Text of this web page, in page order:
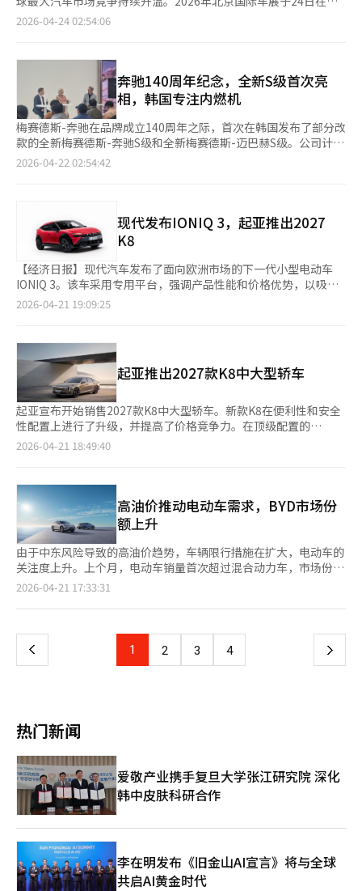
回到产业和消费者身上。※ 本报道经人工智能（AI）系统翻译与编
辑。
已扩展至32个展厅和17个服务中心。计划在年内将展厅数量增至
35个，服务中心增至26个。 比亚迪还在全球范围内积极获取安全
助功能，致力于降低消费者对中国电动车安全性的担忧。 在韩国
电动车市场，特斯拉的竞争也日益激烈。特斯拉在4月在韩国市场
销售了1万3190辆，创下进口车月度销售新纪录，超越了起亚电动
车的销量。分析认为，特斯拉凭借Model Y和Model 3的价格竞争
力和软件体验吸引了年轻消费者。 比亚迪和特斯拉均采用中国生
产的电动车和LFP电池。然而，特斯拉主要依靠软件和品牌忠诚度
扩展市场，而比亚迪则以电池内化、价格竞争力和产品线扩展为
准发放的。如果未来补贴发放标准的加强或支持规模的缩减成为现
实，将直接影响中国电动车制造商的价格竞争策略。 消费者的担
忧尚未完全消除。二手车残值、长期质量和零部件供应稳定性等问
题仍需验证。由于在韩国的销售历史较短，实际行驶数据的积累和
服务质量的稳定也被认为是必要的。 比亚迪韩国相关人士表
示：“今年我们将客户满意度作为首要价值，计划在网络的量的扩
（AI）系统翻译与编辑。
仅是分摊。虽然初期购车价格可能降低，但长期支付月使用费可能
导致总拥有成本（TCO）反而增加。 电池性能下降和二手车价值
手车交易过程中电池状态和合同条件可能直接影响价格形成。 安
全责任结构预计将在制度化过程中成为核心议题。尽管车辆与电池
的所有权分离，但从消费者的角度来看，车辆整体的安全问题仍然
是相互关联的。 国土部表示，将继续在与现有相同的条件下，保
持整车厂商的召回、免费维修、换货和退款等消费者保护体系。即
使电池所有权在租赁公司，安全管理责任仍由制造商持续承担。
此次创新委员会还审议通过了与自动驾驶相关的监管特例。国土部
为上个月被指定为自动驾驶实证城市的光州，给予投入的200辆自
府计划通过此次特例加快自动驾驶实证的进程。 此外，还将推进
自动驾驶现场应急车辆的紧急车辆指定、踏板误操作防止装置的实
证以及交通弱势群体定制移动服务等贴近生活的移动监管特例。
国土交通部部长金允德表示：“将密切验证消费者反应和争议，在
未来的制度化过程中制定合理的标准。”※ 本报道经人工智能
（AI）系统翻译与编辑。
间感更强。首次应用基于AAOS的下一代信息娱乐系统“PleoS
Connect”，17英寸中控显示屏提供沉浸式用户体验。电动空调
行“早鸟通行证”预告活动，参与者将优先获得详细产品信息和试
驾车相关信息。抽签活动中，购车客户有机会赢得奖品。现代汽车
相关人士表示：“全新Grandeur在整体产品上大幅应用了新配
置，精致的细节处理使其以新车级别的完成度呈现，作为旗舰轿
车，将为期待高端体验的客户提供更高层次的移动体验。”※ 本
报道经人工智能（AI）系统翻译与编辑。
京开幕，全球车企围绕市场主导权展开新一轮角逐。在销量增长放
来”为主题，在中国国际展览中心（顺义馆）与首都国际会展中心
（新国展二期）两馆同步举行，共展出整车1451辆，其中全球首
发车型181款、概念车71款，规模创下新高。数据显示，去年中国
汽车销量达3005万辆，本土品牌市场份额升至69.5%，持续挤压
合资及进口品牌空间。比亚迪、吉利、奇瑞等中国品牌凭借电动化
与智能化优势，进一步巩固市场领先地位。 借本届北京车展契
机，现代汽车将正式启动在华电动化转型战略，重点打造电动
车“艾尼氪（IONIQ）”。公司计划发布面向中国市场的首款
在北京发布两款IONIQ概念车。即将亮相的量产车型将搭载与本土
自动驾驶企业Momenta合作开发的先进驾驶辅助系统
（ADAS），显示出其本地化技术布局的进一步深化。 根据规划，
公司还将推出符合中国市场需求的增程式电动车，以应对长途出行
及充电基础设施不均衡等问题。同时，现代汽车正加快构
建“IONIQ生态体系”，整合充电网络、能源管理与数字化服务，
提升品牌差异化竞争力。在中长期战略方面，现代汽车提出“在中
出20款新车型，并力争实现年销量50万辆的目标。这一转型被视
为其进入中国市场24年来最重要的一次战略调整。 与此同时，现
代汽车集团正强化产业链协同布局。公司已与宁德时代、中国石
化、悦达集团等展开合作，涵盖动力电池、氢能生态及未来出行等
领域。其中，依托广州“HTWO”项目推进的氢燃料电池业务，被
视为其拓展新能源业务的重要布局之一。 受2017年“萨德”事件
及本土品牌崛起等多重因素影响，其在华销量已由2016年的114万
辆降至2025年的约13万辆，市场份额明显下滑，转型压力加大。
验。
2026-04-24 02:54:06
奔驰140周年纪念，全新S级首次亮
相，韩国专注内燃机
梅赛德斯-奔驰在品牌成立140周年之际，首次在韩国发布了部分改
款的全新梅赛德斯-奔驰S级和全新梅赛德斯-迈巴赫S级。公司计划
通过推出多款新车和创新销售体系，加快市场拓展步伐。 4月21
两款车已在德国等部分欧洲国家开始销售。 奔驰计划在今年下半
年将这两款车引入韩国市场，韩国版车型的配置预计将与全球版略
有不同。全球市场上提供内燃机和插电式混合动力（PHEV）两种
版本，而韩国市场将专注于内燃机车型。 奔驰韩国产品战略规划
部常务朴洋元表示：“总部首次为迈巴赫应用PHEV技术，但韩国
客户更偏爱内燃机的纯粹性能，因此暂不考虑PHEV。” 奔驰韩国
总裁马蒂亚斯·拜特尔强调，将以此次新车发布为起点，加快未来
型，不仅限于S级，还将在各个细分市场展示创新。” 此外，他还
提到本月起实施的新销售体系。自4月13日起，奔驰韩国引入
了“未来零售”销售模式，由奔驰韩国统一管理库存和价格，确保
客户在任何门店都能以相同条件购车。 拜特尔表示：“通过引入
数字化销售模式，客户可以在线预约和购买，并可使用梅赛德斯支
付，确保提供最佳价格。” 同时，奔驰介绍了品牌140周年全球活
动“创新140周年”，这项活动将携全新S级巡回6大洲140个城
市，此次活动也是该活动的一部分。※ 本报道经人工智能（AI）系
2026-04-22 02:54:42
现代发布IONIQ 3，起亚推出2027
K8
【经济日报】现代汽车发布了面向欧洲市场的下一代小型电动车
IONIQ 3。该车采用专用平台，强调产品性能和价格优势，以吸引
电动化需求。车辆采用“空气动力掀背”设计，空气阻力系数为
内部空间。基于E-GMP平台，搭载61kWh电池，预计一次充电可
行驶496公里（WLTP标准）。后备箱总容量为441升。配备了下一
代信息娱乐系统和先进驾驶辅助功能，包括基于Android
Automotive OS的“Pleo Connect”、数字钥匙、Plug &
Charge、V2L功能，以及高速公路驾驶辅助2（HDA2）、远程智
能泊车辅助（RSPA）等最新ADAS。现代计划通过IONIQ 3提升在
欧洲小型电动车市场的竞争力，并扩大电动化产品线。◆ 起亚推
出2027 K8，增强便利与安全性起亚开始销售中大型轿车K8的年度
格竞争力。顶级配置Signature标配抬头显示器（HUD），减少驾
驶中视线分散。Noblesse配置标配高速公路驾驶辅助
2（HDA2）、基于导航的智能巡航控制、后排乘客提醒等，Best
Selection配置则增加了盲点和后方交叉碰撞预防辅助、安全下车
辅助等安全配置。2.5汽油车型价格为3679万至4595万韩元，1.6
涡轮混合动力车型价格为4206万至5102万韩元。起亚计划通过会
员积分、消费税补偿、低息贷款等购车计划降低初期负担。K8基
于5米级车身，提供了良好的空间利用。特别是混合动力车型，综
合油耗为18.1公里/升，保持了实用性。去年混合动力车型占总销
动力需求，并在中大型轿车市场中保持竞争力。◆ 沃尔沃汽车韩
国参与“地球日”熄灯活动沃尔沃汽车韩国在第56个“地球日”期
间，在全国所有展厅和服务中心开展熄灯活动。地球日是每年4月
心的非必要室内外照明，熄灯时间将比官方规定的10分钟更长，达
系统翻译与编辑。
2026-04-21 19:09:25
起亚推出2027款K8中大型轿车
起亚宣布开始销售2027款K8中大型轿车。新款K8在便利性和安全
性配置上进行了升级，并提高了价格竞争力。在顶级配置的
Signature车型中，标配了抬头显示器，以提高安全性和便利性。
于导航的智能巡航控制和后排乘客提醒等功能成为标配，而Best
Selection车型还增加了盲区碰撞预防辅助、后方交叉碰撞预防辅
助和安全下车辅助。K8在2024年8月进行了产品改进，增加了预览
电子控制悬挂和高速公路车身运动控制，提升了乘坐舒适性和行驶
稳定性。混合动力车型实现了同级最佳的18.1公里/升油耗（17英
寸轮胎，综合标准）。起亚推出了智能车主购车计划，5月31日前
签约并在6月内交车的客户将获得30万起亚会员积分。由于个别消
费税优惠将在6月底结束，未能在6月内交车的客户将获得70万韩
元的补偿。此外，提供最低2.9%的利率，并在分期付款结束后再
示：“2027款K8作为起亚的标志性轿车，进一步增强了客户能够
实际感受到的高端价值。”
2026-04-21 18:49:40
高油价推动电动车需求，BYD市场份
额上升
由于中东风险导致的高油价趋势，车辆限行措施在扩大，电动车的
关注度上升。上个月，电动车销量首次超过混合动力车，市场份额
迅速扩大。根据韩国进口汽车协会（KAIDA）数据，3月进口车新
BYD在韩国市场表现突出，2025年进入市场首年销量达到6107
累计销量为3968辆，市场份额迅速扩大。BYD成功的原因在于其
维护成本和价格竞争力。在油价压力和经济不确定性增加的时期，
变，初始购买成本较低。3月海豚销量为652辆，推动了BYD的月
度业绩。BYD的保修条件也是其优势。BYD韩国提供8年或16万公
里的驱动电池保修，以及8年或15万公里的驱动装置保修。保修期
越长，电池和驱动系统的风险越低。BYD目前运营17个服务中心，
计划年底前将服务网络扩大到26个，销售展厅增至35个，以提高
可达性。BYD相关人士表示：“电动车不再仅因环保性而被选择。
消费者在购车时考虑初始价格、运行成本稳定性、维护便利性和服
务可达性。我们将通过价格竞争力、多样化产品线、积极的网络扩
展策略和总拥有成本优势，扩大与国内消费者的接触点。”※ 本
报道经人工智能（AI）系统翻译与编辑。
2026-04-21 17:33:31
上
页
1 2 3 4 下
热门新闻
爱敬产业携手复旦大学张江研究院 深化
韩中皮肤科研合作
李在明发布《旧金山AI宣言》将与全球
共启AI黄金时代